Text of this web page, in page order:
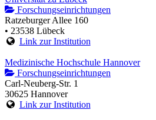
Forschungseinrichtungen
Ratzeburger Allee 160
• 23538 Lübeck
Link zur Institution
Medizinische Hochschule Hannover
Forschungseinrichtungen
Carl-Neuberg-Str. 1
30625 Hannover
Link zur Institution